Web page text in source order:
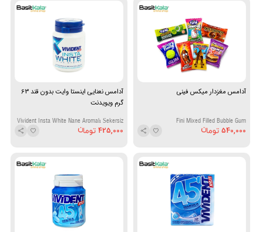
آدامس مغزدار میکس فینی
Fini Mixed Filled Bubble Gum
540,000
آدامس نعنایی اینستا وایت بدون قند 63
گرم ویویدنت
Vivident Insta White Nane Aromalı Şekersiz
Sakız 63 g
425,000